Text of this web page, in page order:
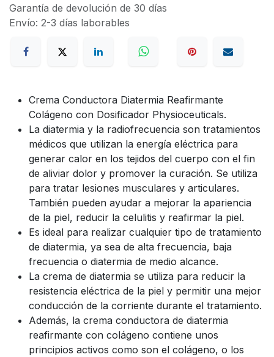
Garantía de devolución de 30 días
Envío: 2-3 días laborables
Crema Conductora Diatermia Reafirmante
Colágeno con Dosificador Physioceuticals.
La diatermia y la radiofrecuencia son tratamientos
médicos que utilizan la energía eléctrica para
generar calor en los tejidos del cuerpo con el fin
de aliviar dolor y promover la curación. Se utiliza
para tratar lesiones musculares y articulares.
También pueden ayudar a mejorar la apariencia
de la piel, reducir la celulitis y reafirmar la piel.
Es ideal para realizar cualquier tipo de tratamiento
de diatermia, ya sea de alta frecuencia, baja
frecuencia o diatermia de medio alcance.
La crema de diatermia se utiliza para reducir la
resistencia eléctrica de la piel y permitir una mejor
conducción de la corriente durante el tratamiento.
Además, la crema conductora de diatermia
reafirmante con colágeno contiene unos
principios activos como son el colágeno, o los